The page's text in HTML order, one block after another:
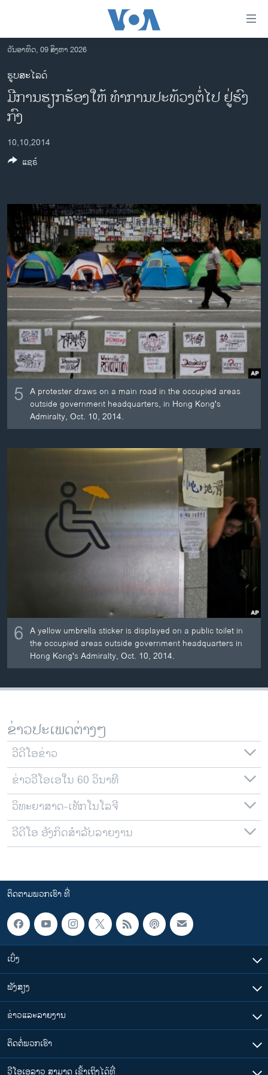
ເຂົ້າ
ຫາ
ຂ້າມ
ຂ້າມ
ຂ້າມ
ໄປ
ຫາ
ຊອກ
ລາວ
ອາເມຣິກາ
ການເລືອກຕັ້ງ ປະທານາທີບໍດີ ສະຫະລັດ 2024
ຂ່າວ​ຈີນ
ອິດສະຫຼະພາບດ້ານການຂ່າວ
ຊີວິດຊາວລາວ
ຊຸມຊົນຊາວລາວ
ວິທະຍາສາດ-ເທັກໂນໂລຈີ
ທຸລະກິດ
ພາສາອັງກິດ
ວີດີໂອ
ສຽງ
ລາຍການກະຈາຍສຽງ
ລາຍງານ
ຕິດຕາມພວກເຮົາ ທີ່
ພາສາຕ່າງໆ
ວັນອາທິດ, 09 ສິງຫາ 2026
ຮູບສະໄລດ໌
ມີການຮຽກຮ້ອງໃຫ້ ທຳການປະທ້ວງຕໍ່ໄປ ຢູ່ຮົງ
ກົງ
10,10,2014
5 A protester draws on a main road in the occupied areas
outside government headquarters, in Hong Kong's
Admiralty, Oct. 10, 2014.
6 A yellow umbrella sticker is displayed on a public toilet in
the occupied areas outside government headquarters in
Hong Kong's Admiralty, Oct. 10, 2014.
ແຊຣ໌
ຂ່າວປະເພດຕ່າງໆ
ວີດີໂອຂ່າວ
ຂ່າວວີໂອເອໃນ 60 ວິນາທີ
ວິທະຍາສາດ-ເທັກໂນໂລຈີ
ວີດີໂອ ອັງກິດສຳລັບລາຍງານ
ຕິດຕາມພວກເຮົາ ທີ່
ເບິ່ງ
ຟັງສຽງ
ຂ່າວແລະລາຍງານ
ຕິດຕໍ່ພວກເຮົາ
ວີໂອເອລາວ ສາມາດ ເຂົ້າເຖິງໄດ້ທີ່